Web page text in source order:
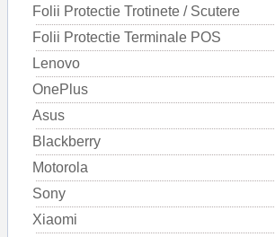
Folii Protectie Trotinete / Scutere
Folii Protectie Terminale POS
Lenovo
OnePlus
Asus
Blackberry
Motorola
Sony
Xiaomi